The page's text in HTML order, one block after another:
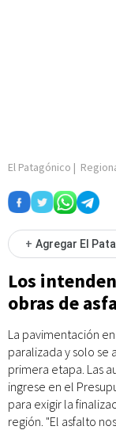
El Patagónico |
+ Agregar El
Los
obras de
La pavimentación
paralizada y solo se
primera etapa. Las
ingrese en el
para exigir la
región. "El asfalto